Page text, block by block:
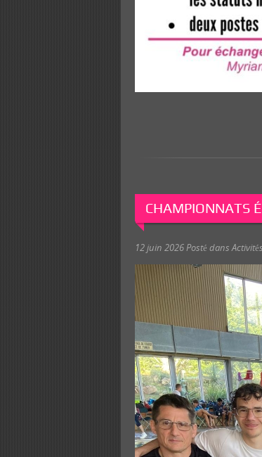
CHAMPIONNATS
12 juin 2026Posté dans